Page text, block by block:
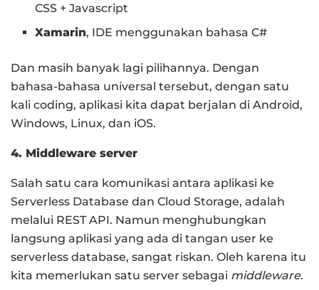
CSS + Javascript
Xamarin, IDE menggunakan bahasa C#
Dan masih banyak lagi pilihannya. Dengan
bahasa-bahasa universal tersebut, dengan satu
kali coding, aplikasi kita dapat berjalan di Android,
Windows, Linux, dan iOS.
4. Middleware server
Salah satu cara komunikasi antara aplikasi ke
Serverless Database dan Cloud Storage, adalah
melalui REST API. Namun menghubungkan
langsung aplikasi yang ada di tangan user ke
serverless database, sangat riskan. Oleh karena itu
kita memerlukan satu server sebagai middleware.